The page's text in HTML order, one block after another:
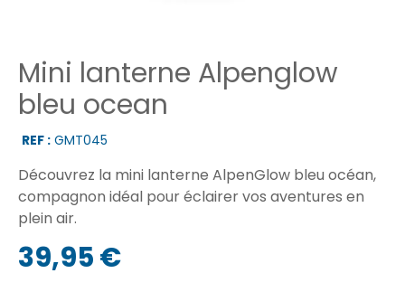
Mini lanterne Alpenglow
bleu ocean
REF : GMT045
Découvrez la mini lanterne AlpenGlow bleu océan,
compagnon idéal pour éclairer vos aventures en
plein air.
39,95 €